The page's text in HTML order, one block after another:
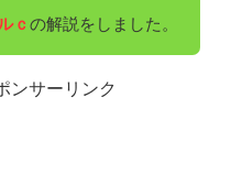
ｃの解説をしました。
ンサーリンク